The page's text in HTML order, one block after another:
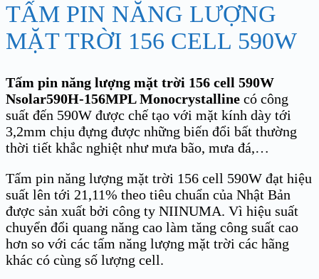
TẤM PIN NĂNG LƯỢNG
MẶT TRỜI 156 CELL 590W
Tấm pin năng lượng mặt trời 156 cell 590W
Nsolar590H-156MPL Monocrystalline có công
suất đến 590W được chế tạo với mặt kính dày tới
3,2mm chịu đựng được những biến đổi bất thường
thời tiết khắc nghiệt như mưa bão, mưa đá,…
Tấm pin năng lượng mặt trời 156 cell 590W đạt hiệu
suất lên tới 21,11% theo tiêu chuẩn của Nhật Bản
được sản xuất bởi công ty NIINUMA. Vì hiệu suất
chuyển đổi quang năng cao làm tăng công suất cao
hơn so với các tấm năng lượng mặt trời các hãng
khác có cùng số lượng cell.